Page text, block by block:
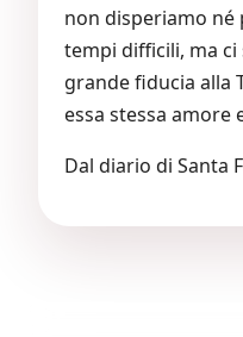
non disperiamo né
tempi difficili, ma
grande fiducia alla
essa stessa amore
Dal diario di Santa